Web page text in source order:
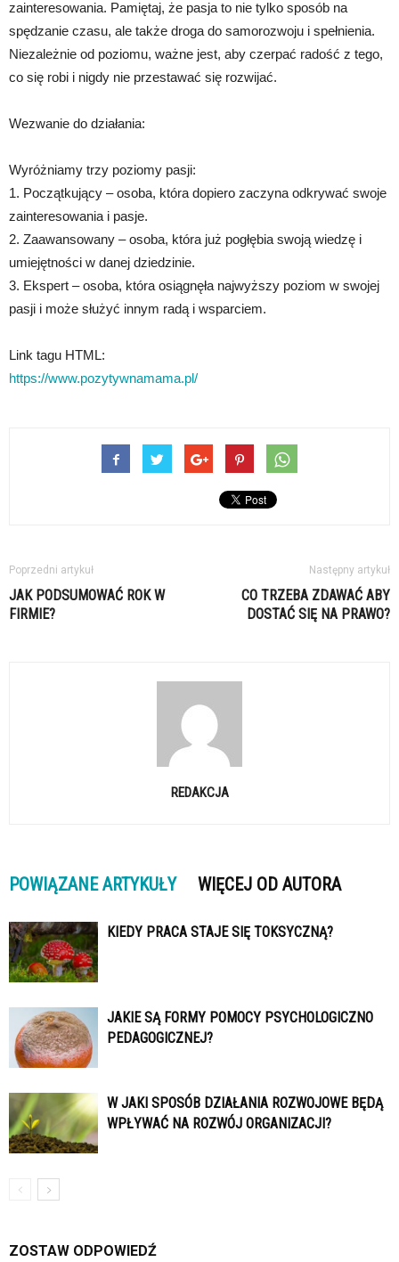
zainteresowania. Pamiętaj, że pasja to nie tylko sposób na
spędzanie czasu, ale także droga do samorozwoju i spełnienia.
Niezależnie od poziomu, ważne jest, aby czerpać radość z tego,
co się robi i nigdy nie przestawać się rozwijać.
Wezwanie do działania:
Wyróżniamy trzy poziomy pasji:
1. Początkujący – osoba, która dopiero zaczyna odkrywać swoje
zainteresowania i pasje.
2. Zaawansowany – osoba, która już pogłębia swoją wiedzę i
umiejętności w danej dziedzinie.
3. Ekspert – osoba, która osiągnęła najwyższy poziom w swojej
pasji i może służyć innym radą i wsparciem.
Link tagu HTML:
https://www.pozytywnamama.pl/
Poprzedni artykuł
JAK PODSUMOWAĆ ROK W
FIRMIE?
Następny artykuł
CO TRZEBA ZDAWAĆ ABY
DOSTAĆ SIĘ NA PRAWO?
REDAKCJA
POWIĄZANE ARTYKUŁY WIĘCEJ OD AUTORA
KIEDY PRACA STAJE SIĘ TOKSYCZNĄ?
JAKIE SĄ FORMY POMOCY PSYCHOLOGICZNO
PEDAGOGICZNEJ?
W JAKI SPOSÓB DZIAŁANIA ROZWOJOWE BĘDĄ
WPŁYWAĆ NA ROZWÓJ ORGANIZACJI?
ZOSTAW ODPOWIEDŹ